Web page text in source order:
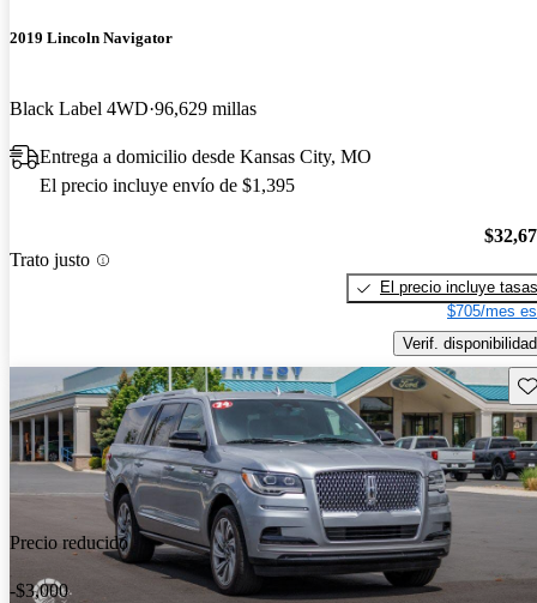
2019 Lincoln Navigator
Black Label 4WD 96,629 millas
Entrega a domicilio desde Kansas City, MO
El precio incluye envío de $1,395
Trato justo
El precio incluye tasas
$705/mes
Verif. disponibilidad
Precio reducido
-$3,000